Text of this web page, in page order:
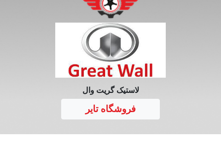
لاستیک گریت وال
فروشگاه تایر